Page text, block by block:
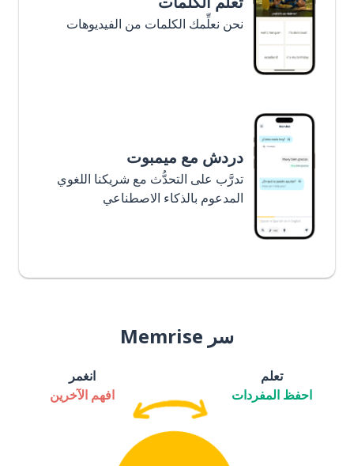
نحن نعلِّمك الكلمات من الفيديوهات
دردش مع ميمبوت
تدرَّب على التحدُّث مع شريكنا اللغوي
المدعوم بالذكاء الاصطناعي
سر Memrise
تعلم
احفظ المفردات
انغمر
افهم الآخرين